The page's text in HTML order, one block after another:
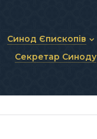
Синод Єпископів
Статут Синоду
Синодальні органи
Секретар Синоду